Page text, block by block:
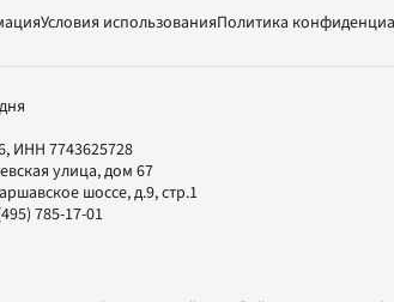
Условия использованияПолитика
ИНН 7743625728
улица, дом 67
шоссе, д.9, стр.1
785-17-01